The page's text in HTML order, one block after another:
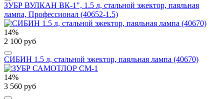
ЗУБР ВУЛКАН ВК-1", 1.5 л, стальной эжектор, паяльная
лампа, Профессионал (40652-1.5)
14%
2 100 руб
СИБИН 1.5 л, стальной эжектор, паяльная лампа (40670)
14%
3 560 руб